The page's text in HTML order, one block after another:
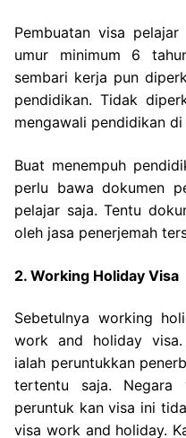
Pembuatan visa
umur minimum 6
sembari kerja pun
pendidikan. Tidak
mengawali pendidikan di
Buat menempuh
perlu bawa dokumen
pelajar saja. Tentu
oleh jasa penerjemah
2. Working Holiday Visa
Sebetulnya working
work and holiday visa.
ialah peruntukkan
tertentu saja. Negara
peruntuk kan visa ini
visa work and holiday.